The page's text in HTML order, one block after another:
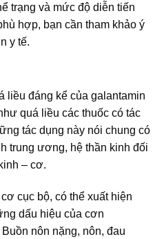
trạng và mức độ diễn tiến
hợp, bạn cần tham khảo ý
y tế.
liều đáng kể của galantamin
quá liều các thuốc có tác
tác dụng này nói chung có
trung ương, hệ thần kinh đối
– cơ.
cục bộ, có thể xuất hiện
dấu hiệu của cơn
nôn nặng, nôn, đau